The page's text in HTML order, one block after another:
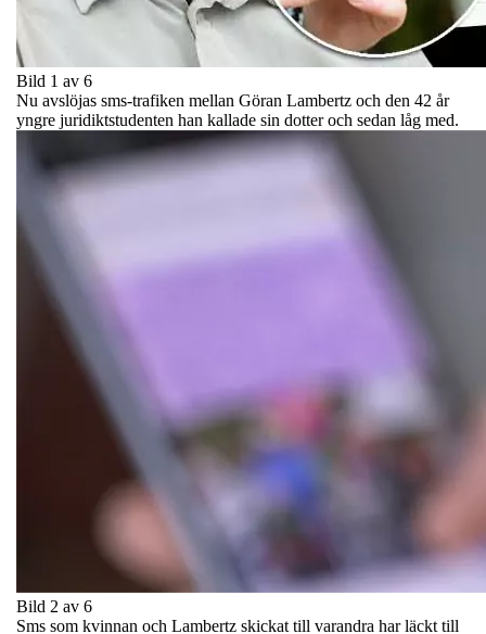
Bild 1 av 6
Nu avslöjas sms-trafiken mellan Göran Lambertz och den 42 år
yngre juridiktstudenten han kallade sin dotter och sedan låg med.
Bild 2 av 6
Sms som kvinnan och Lambertz skickat till varandra har läckt till